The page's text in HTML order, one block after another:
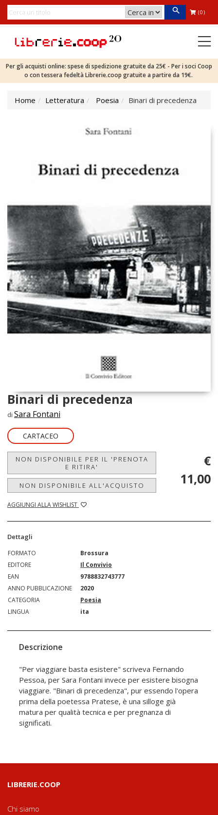
(0)
Per gli acquisti online: spese di spedizione gratuite da 25€ - Per i soci Coop
o con tessera fedeltà Librerie.coop gratuite a partire da 19€.
Home Letteratura Poesia Binari di precedenza
Binari di precedenza
di Sara Fontani
CARTACEO
NON DISPONIBILE PER IL 'PRENOTA
E RITIRA'
NON DISPONIBILE ALL'ACQUISTO
AGGIUNGI ALLA WISHLIST
€
11,00
Dettagli
FORMATO
Brossura
EDITORE
Il Convivio
EAN
9788832743777
ANNO PUBBLICAZIONE
2020
CATEGORIA
Poesia
LINGUA
ita
Descrizione
"Per viaggiare basta esistere" scriveva Fernando
Pessoa, per Sara Fontani invece per esistere bisogna
viaggiare. "Binari di precedenza", pur essendo l'opera
prima della poetessa Pratese, è una silloge già
matura per qualità tecnica e per pregnanza di
significati.
LIBRERIE.COOP
Chi siamo